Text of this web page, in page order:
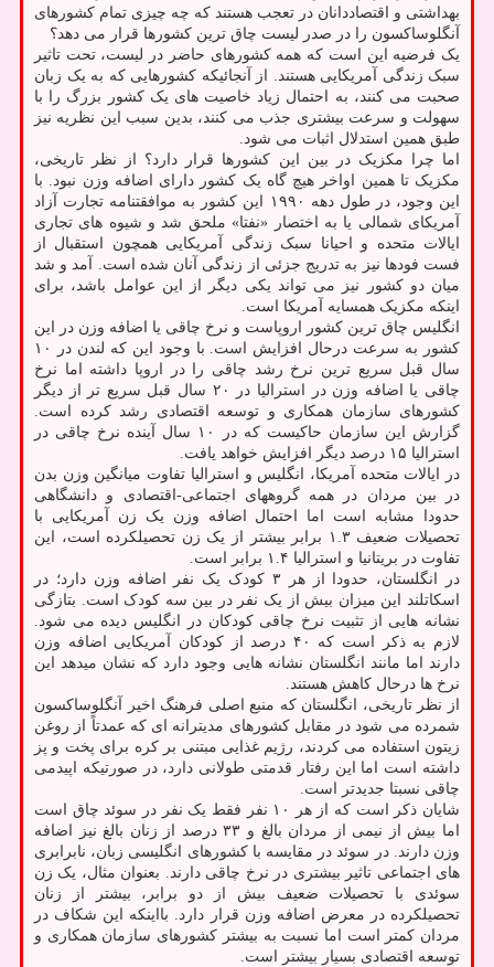
بهداشتی و اقتصاددانان در تعجب هستند که چه چیزی تمام کشورهای
آنگلوساکسون را در صدر لیست چاق ترین کشورها قرار می دهد؟
یک فرضیه این است که همه کشورهای حاضر در لیست، تحت تاثیر
سبک زندگی آمریکایی هستند. از آنجائیکه کشورهایی که به یک زبان
صحبت می کنند، به احتمال زیاد خاصیت های یک کشور بزرگ را با
سهولت و سرعت بیشتری جذب می کنند، بدین سبب این نظریه نیز
طبق همین استدلال اثبات می شود.
اما چرا مکزیک در بین این کشورها قرار دارد؟ از نظر تاریخی،
مکزیک تا همین اواخر هیچ گاه یک کشور دارای اضافه وزن نبود. با
این وجود، در طول دهه ۱۹۹۰ این کشور به موافقتنامه تجارت آزاد
آمریکای شمالی یا به اختصار «نفتا» ملحق شد و شیوه های تجاری
ایالات متحده و احیانا سبک زندگی آمریکایی همچون استقبال از
فست فودها نیز به تدریج جزئی از زندگی آنان شده است. آمد و شد
میان دو کشور نیز می تواند یکی دیگر از این عوامل باشد، برای
اینکه مکزیک همسایه آمریکا است.
انگلیس چاق ترین کشور اروپاست و نرخ چاقی یا اضافه وزن در این
کشور به سرعت درحال افزایش است. با وجود این که لندن در ۱۰
سال قبل سریع ترین نرخ رشد چاقی را در اروپا داشته اما نرخ
چاقی یا اضافه وزن در استرالیا در ۲۰ سال قبل سریع تر از دیگر
کشورهای سازمان همکاری و توسعه اقتصادی رشد کرده است.
گزارش این سازمان حاکیست که در ۱۰ سال آینده نرخ چاقی در
استرالیا ۱۵ درصد دیگر افزایش خواهد یافت.
در ایالات متحده آمریکا، انگلیس و استرالیا تفاوت میانگین وزن بدن
در بین مردان در همه گروههای اجتماعی-اقتصادی و دانشگاهی
حدودا مشابه است اما احتمال اضافه وزن یک زن آمریکایی با
تحصیلات ضعیف ۱.۳ برابر بیشتر از یک زن تحصیلکرده است، این
تفاوت در بریتانیا و استرالیا ۱.۴ برابر است.
در انگلستان، حدودا از هر ۳ کودک یک نفر اضافه وزن دارد؛ در
اسکاتلند این میزان بیش از یک نفر در بین سه کودک است. بتازگی
نشانه هایی از تثبیت نرخ چاقی کودکان در انگلیس دیده می شود.
لازم به ذکر است که ۴۰ درصد از کودکان آمریکایی اضافه وزن
دارند اما مانند انگلستان نشانه هایی وجود دارد که نشان میدهد این
نرخ ها درحال کاهش هستند.
از نظر تاریخی، انگلستان که منبع اصلی فرهنگ اخیر آنگلوساکسون
شمرده می شود در مقابل کشورهای مدیترانه ای که عمدتاً از روغن
زیتون استفاده می کردند، رژیم غذایی مبتنی بر کره برای پخت و پز
داشته است اما این رفتار قدمتی طولانی دارد، در صورتیکه اپیدمی
چاقی نسبتا جدیدتر است.
شایان ذکر است که از هر ۱۰ نفر فقط یک نفر در سوئد چاق است
اما بیش از نیمی از مردان بالغ و ۳۳ درصد از زنان بالغ نیز اضافه
وزن دارند. در سوئد در مقایسه با کشورهای انگلیسی زبان، نابرابری
های اجتماعی تاثیر بیشتری در نرخ چاقی دارند. بعنوان مثال، یک زن
سوئدی با تحصیلات ضعیف بیش از دو برابر، بیشتر از زنان
تحصیلکرده در معرض اضافه وزن قرار دارد. بااینکه این شکاف در
مردان کمتر است اما نسبت به بیشتر کشورهای سازمان همکاری و
توسعه اقتصادی بسیار بیشتر است.